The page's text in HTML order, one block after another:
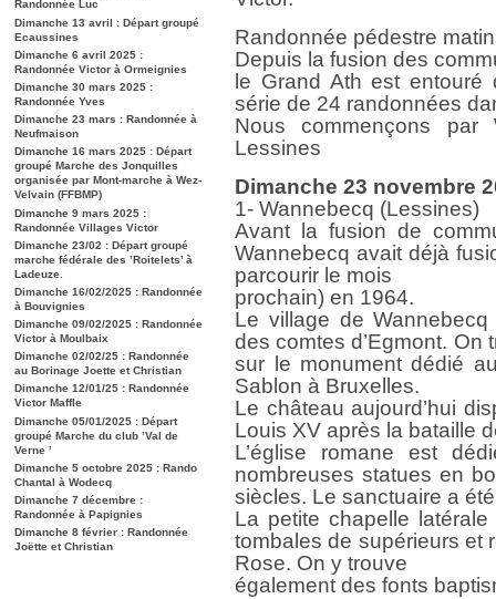
Randonnée Luc
Dimanche 13 avril : Départ groupé
Ecaussines
Dimanche 6 avril 2025 :
Randonnée Victor à Ormeignies
Dimanche 30 mars 2025 :
Randonnée Yves
Dimanche 23 mars : Randonnée à
Neufmaison
Dimanche 16 mars 2025 : Départ
groupé Marche des Jonquilles
organisée par Mont-marche à Wez-
Velvain (FFBMP)
Dimanche 9 mars 2025 :
Randonnée Villages Victor
Dimanche 23/02 : Départ groupé
marche fédérale des ’Roitelets’ à
Ladeuze.
Dimanche 16/02/2025 : Randonnée
à Bouvignies
Dimanche 09/02/2025 : Randonnée
Victor à Moulbaix
Dimanche 02/02/25 : Randonnée
au Borinage Joette et Christian
Dimanche 12/01/25 : Randonnée
Victor Maffle
Dimanche 05/01/2025 : Départ
groupé Marche du club ’Val de
Verne ’
Dimanche 5 octobre 2025 : Rando
Chantal à Wodecq
Dimanche 7 décembre :
Randonnée à Papignies
Dimanche 8 février : Randonnée
Joëtte et Christian
Randonnée pédestre
Depuis la fusion des
le Grand Ath est
série de 24 randonnées
Nous commençons
Lessines
Dimanche 23 novembre
1- Wannebecq (Lessines)
Avant la fusion de
Wannebecq avait déjà
parcourir le mois
prochain) en 1964.
Le village de
des comtes d’Egmont. On
sur le monument dédié
Sablon à Bruxelles.
Le château aujourd’hui
Louis XV après la bataille
L’église romane est
nombreuses statues en
siècles. Le sanctuaire a
La petite chapelle
tombales de supérieurs et
Rose. On y trouve
également des fonts